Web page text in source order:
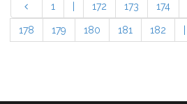
1 172 173 174
178 179 180 181 182